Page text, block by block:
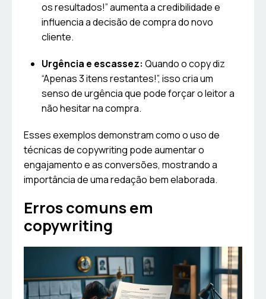
os resultados!” aumenta a credibilidade e
influencia a decisão de compra do novo
cliente.
Urgência e escassez: Quando o copy diz
“Apenas 3 itens restantes!”, isso cria um
senso de urgência que pode forçar o leitor a
não hesitar na compra.
Esses exemplos demonstram como o uso de
técnicas de copywriting pode aumentar o
engajamento e as conversões, mostrando a
importância de uma redação bem elaborada.
Erros comuns em
copywriting